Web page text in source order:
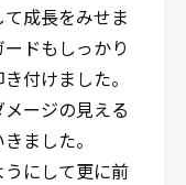
成長をみせま
ドもしっかり
付けました。
ージの見える
ました。
にして更に前